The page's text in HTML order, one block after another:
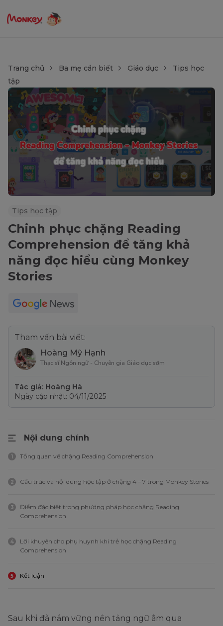
Trang chủ Ba mẹ cần biết Giáo dục
Tips học
tập
Tips học tập
Chinh phục chặng Reading
Comprehension để tăng khả
năng đọc hiểu cùng Monkey
Stories
Tham vấn bài viết:
Hoàng Mỹ Hạnh
Thạc sĩ Ngôn ngữ - Chuyên gia Giáo dục sớm
Tác giả: Hoàng Hà
Ngày cập nhật: 04/11/2025
Nội dung chính
1 Tổng quan về chặng Reading Comprehension
2 Cấu trúc và nội dung học tập ở chặng 4 – 7 trong Monkey Stories
3
Điểm đặc biệt trong phương pháp học chặng Reading
Comprehension
4
Lời khuyên cho phụ huynh khi trẻ học chặng Reading
Comprehension
5 Kết luận
Sau khi đã nắm vững nền tảng ngữ âm qua